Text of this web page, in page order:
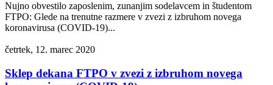
Nujno obvestilo zaposlenim, zunanjim sodelavcem in študentom
FTPO: Glede na trenutne razmere v zvezi z izbruhom novega
koronavirusa (COVID-19)...
četrtek, 12. marec 2020
Sklep dekana FTPO v zvezi z izbruhom novega